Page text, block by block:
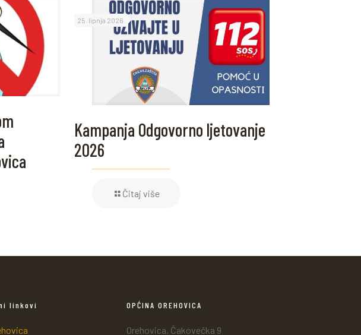
25. lipnja 2026.
Kampanja Odgovorno ljetovanje
2026
Čitaj više
linkovi OPĆINA OREHOVICA
Orehovica, Čakovečka 9